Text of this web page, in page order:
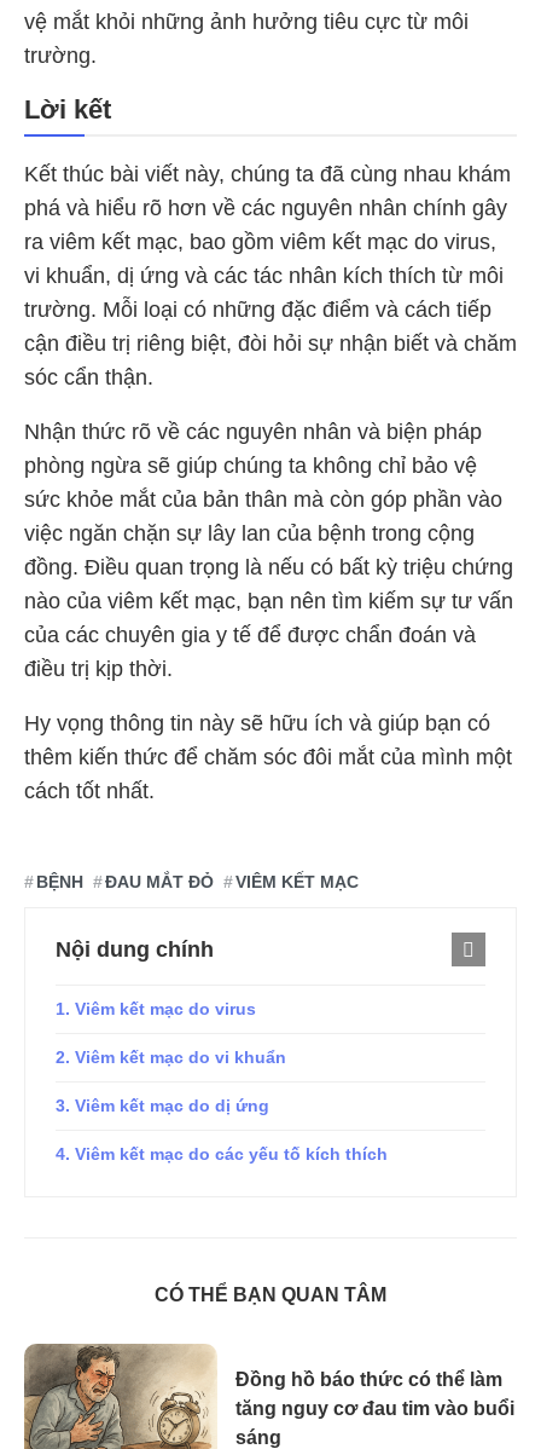
vệ mắt khỏi những ảnh hưởng tiêu cực từ môi
trường.
Lời kết
Kết thúc bài viết này, chúng ta đã cùng nhau khám
phá và hiểu rõ hơn về các nguyên nhân chính gây
ra viêm kết mạc, bao gồm viêm kết mạc do virus,
vi khuẩn, dị ứng và các tác nhân kích thích từ môi
trường. Mỗi loại có những đặc điểm và cách tiếp
cận điều trị riêng biệt, đòi hỏi sự nhận biết và chăm
sóc cẩn thận.
Nhận thức rõ về các nguyên nhân và biện pháp
phòng ngừa sẽ giúp chúng ta không chỉ bảo vệ
sức khỏe mắt của bản thân mà còn góp phần vào
việc ngăn chặn sự lây lan của bệnh trong cộng
đồng. Điều quan trọng là nếu có bất kỳ triệu chứng
nào của viêm kết mạc, bạn nên tìm kiếm sự tư vấn
của các chuyên gia y tế để được chẩn đoán và
điều trị kịp thời.
Hy vọng thông tin này sẽ hữu ích và giúp bạn có
thêm kiến thức để chăm sóc đôi mắt của mình một
cách tốt nhất.
BỆNH ĐAU MẮT ĐỎ VIÊM KẾT MẠC
Nội dung chính
1. Viêm kết mạc do virus
2. Viêm kết mạc do vi khuẩn
3. Viêm kết mạc do dị ứng
4. Viêm kết mạc do các yếu tố kích thích
CÓ THỂ BẠN QUAN TÂM
Đồng hồ báo thức có thể làm
tăng nguy cơ đau tim vào buổi
sáng